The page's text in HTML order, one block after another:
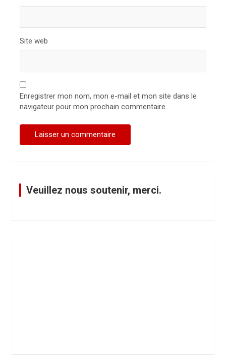
Site web
Enregistrer mon nom, mon e-mail et mon site dans le
navigateur pour mon prochain commentaire.
Veuillez nous soutenir, merci.